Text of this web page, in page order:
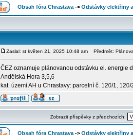
Obsah fóra Chrastava -> Odstávky elektřiny
Zaslal: st květen 21, 2025 10:48 am Předmět:
ČEZ oznamuje plánovanou odstávku el. energie
Andělská Hora 3,5,6
kat. území AH u Chrastavy: parcelní č. 120/1, 120/
Zobrazit příspěvky z předchozích:
Obsah fóra Chrastava -> Odstávky elektřiny